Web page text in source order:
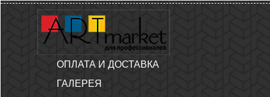
ОПЛАТА И ДОСТАВКА
ГАЛЕРЕЯ